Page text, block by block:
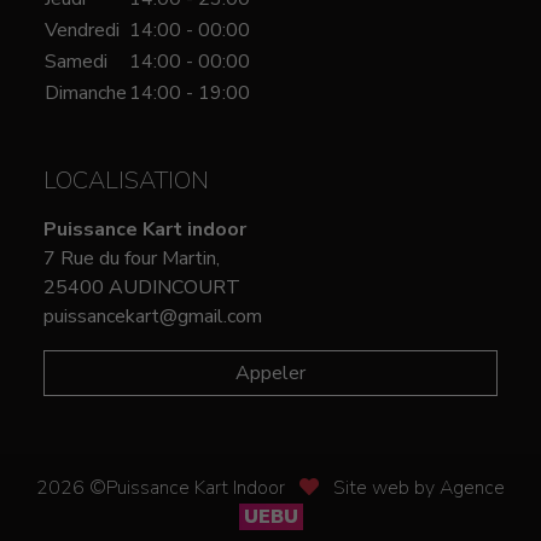
Vendredi 14:00 - 00:00
Samedi
14:00 - 00:00
Dimanche 14:00 - 19:00
LOCALISATION
Puissance Kart indoor
7 Rue du four Martin,
25400 AUDINCOURT
puissancekart@gmail.com
Appeler
2026 ©Puissance Kart Indoor
Site web by Agence
UEBU